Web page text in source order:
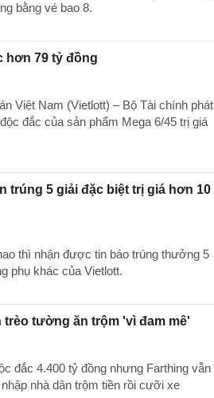
bằng vé bao 8.
hơn 79 tỷ đồng
Việt Nam (Vietlott) – Bộ Tài chính phát
đắc của sản phẩm Mega 6/45 trị giá
trúng 5 giải đặc biệt trị giá hơn 10
thì nhận được tin báo trúng thưởng 5
phụ khác của Vietlott.
trèo tường ăn trộm 'vì đam mê'
đắc 4.400 tỷ đồng nhưng Farthing vẫn
nhà dân trộm tiền rồi cưỡi xe